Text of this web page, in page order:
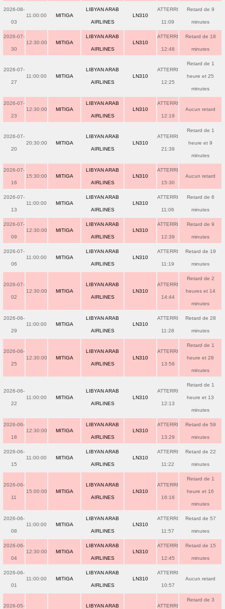
2026-08-
03
11:00:00 MITIGA
LIBYAN ARAB
AIRLINES
LN310
ATTERRI
11:09
Retard de 9
minutes
2026-07-
30
12:30:00 MITIGA
LIBYAN ARAB
AIRLINES
LN310
ATTERRI
12:48
Retard de 18
minutes
2026-07-
27
11:00:00 MITIGA
LIBYAN ARAB
AIRLINES
LN310
ATTERRI
12:25
Retard de 1
heure et 25
minutes
2026-07-
23
12:30:00 MITIGA
LIBYAN ARAB
AIRLINES
LN310
ATTERRI
12:19
Aucun retard
2026-07-
20
20:30:00 MITIGA
LIBYAN ARAB
AIRLINES
LN310
ATTERRI
21:39
Retard de 1
heure et 9
minutes
2026-07-
16
15:30:00 MITIGA
LIBYAN ARAB
AIRLINES
LN310
ATTERRI
15:30
Aucun retard
2026-07-
13
11:00:00 MITIGA
LIBYAN ARAB
AIRLINES
LN310
ATTERRI
11:06
Retard de 6
minutes
2026-07-
09
12:30:00 MITIGA
LIBYAN ARAB
AIRLINES
LN310
ATTERRI
12:39
Retard de 9
minutes
2026-07-
06
11:00:00 MITIGA
LIBYAN ARAB
AIRLINES
LN310
ATTERRI
11:19
Retard de 19
minutes
2026-07-
02
12:30:00 MITIGA
LIBYAN ARAB
AIRLINES
LN310
ATTERRI
14:44
Retard de 2
heures et 14
minutes
2026-06-
29
11:00:00 MITIGA
LIBYAN ARAB
AIRLINES
LN310
ATTERRI
11:28
Retard de 28
minutes
2026-06-
25
12:30:00 MITIGA
LIBYAN ARAB
AIRLINES
LN310
ATTERRI
13:58
Retard de 1
heure et 28
minutes
2026-06-
22
11:00:00 MITIGA
LIBYAN ARAB
AIRLINES
LN310
ATTERRI
12:13
Retard de 1
heure et 13
minutes
2026-06-
18
12:30:00 MITIGA
LIBYAN ARAB
AIRLINES
LN310
ATTERRI
13:29
Retard de 59
minutes
2026-06-
15
11:00:00 MITIGA
LIBYAN ARAB
AIRLINES
LN310
ATTERRI
11:22
Retard de 22
minutes
2026-06-
11
15:00:00 MITIGA
LIBYAN ARAB
AIRLINES
LN310
ATTERRI
16:16
Retard de 1
heure et 16
minutes
2026-06-
08
11:00:00 MITIGA
LIBYAN ARAB
AIRLINES
LN310
ATTERRI
11:57
Retard de 57
minutes
2026-06-
04
12:30:00 MITIGA
LIBYAN ARAB
AIRLINES
LN310
ATTERRI
12:45
Retard de 15
minutes
2026-06-
01
11:00:00 MITIGA
LIBYAN ARAB
AIRLINES
LN310
ATTERRI
10:57
Aucun retard
2026-05- LIBYAN ARAB ATTERRI
Retard de 3